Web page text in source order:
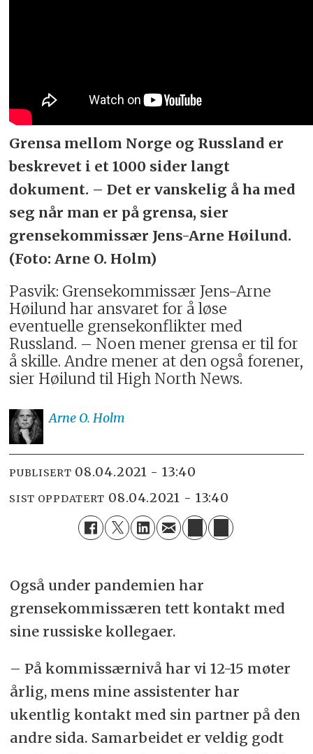
Grensa mellom Norge og Russland er
beskrevet i et 1000 sider langt
dokument. – Det er vanskelig å ha med
seg når man er på grensa, sier
grensekommissær Jens-Arne Høilund.
(Foto: Arne O. Holm)
Pasvik: Grensekommissær Jens-Arne
Høilund har ansvaret for å løse
eventuelle grensekonflikter med
Russland. – Noen mener grensa er til for
å skille. Andre mener at den også forener,
sier Høilund til High North News.
Arne O. Holm
PUBLISERT 08.04.2021 - 13:40
SIST OPPDATERT 08.04.2021 - 13:40
Også under pandemien har
grensekommissæren tett kontakt med
sine russiske kollegaer.
– På kommissærnivå har vi 12-15 møter
årlig, mens mine assistenter har
ukentlig kontakt med sin partner på den
andre sida. Samarbeidet er veldig godt